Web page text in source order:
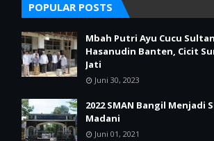
POPULAR POSTS
Mbah Putri Ayu Cucu
Hasanudin Banten, Cicit
Jati
Juni 30, 2023
2022 SMAN Bangil Menjadi
Madani
Juni 01, 2021